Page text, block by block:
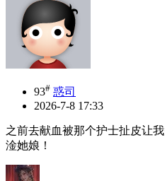
93# 惑司
2026-7-8 17:33
之前去献血被那个护士扯皮让
淦她娘！